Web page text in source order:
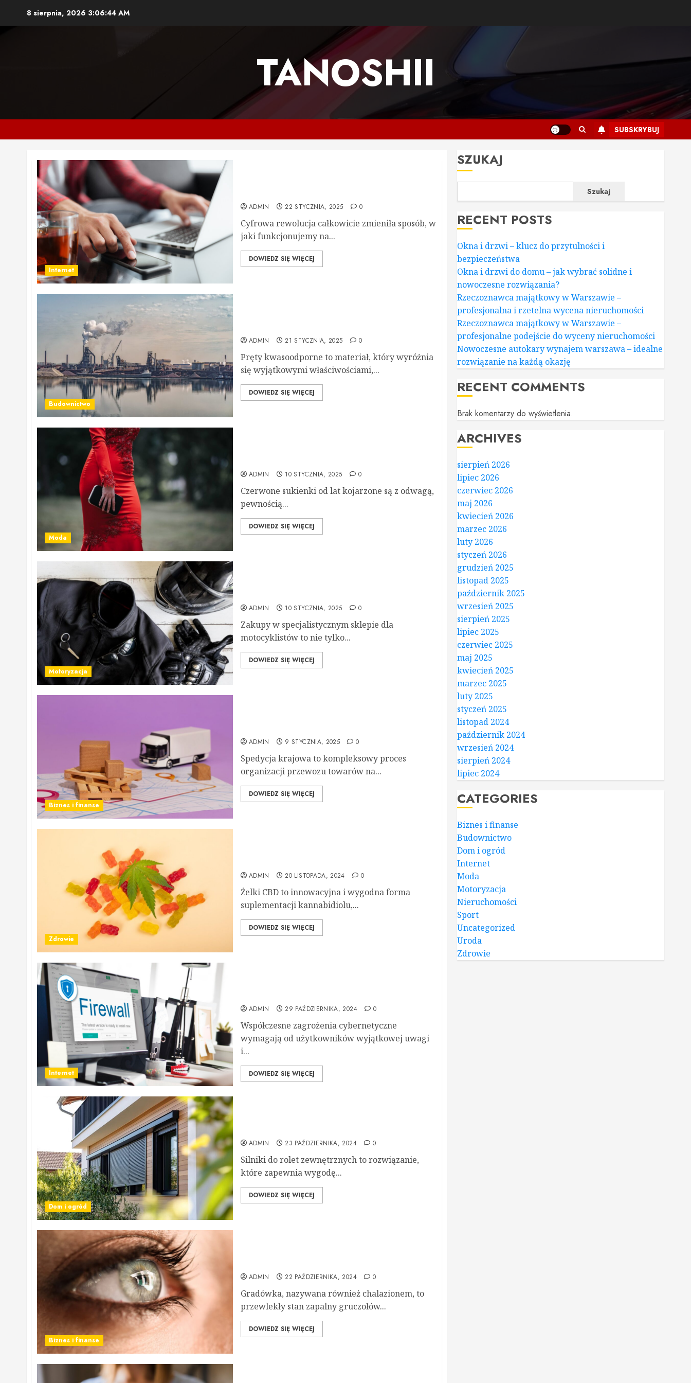
8 sierpnia, 2026 3:06:45 AM
TANOSHII
SUBSKRYBUJ
Internet
ADMIN 22 STYCZNIA, 2025 0
Cyfrowa rewolucja całkowicie zmieniła sposób, w
jaki funkcjonujemy na...
DOWIEDZ SIĘ WIĘCEJ
Budownictwo
ADMIN 21 STYCZNIA, 2025 0
Pręty kwasoodporne to materiał, który wyróżnia
się wyjątkowymi właściwościami,...
DOWIEDZ SIĘ WIĘCEJ
Moda
ADMIN 10 STYCZNIA, 2025 0
Czerwone sukienki od lat kojarzone są z odwagą,
pewnością...
DOWIEDZ SIĘ WIĘCEJ
Motoryzacja
ADMIN 10 STYCZNIA, 2025 0
Zakupy w specjalistycznym sklepie dla
motocyklistów to nie tylko...
DOWIEDZ SIĘ WIĘCEJ
Biznes i finanse
ADMIN 9 STYCZNIA, 2025 0
Spedycja krajowa to kompleksowy proces
organizacji przewozu towarów na...
DOWIEDZ SIĘ WIĘCEJ
Zdrowie
ADMIN 20 LISTOPADA, 2024 0
Żelki CBD to innowacyjna i wygodna forma
suplementacji kannabidiolu,...
DOWIEDZ SIĘ WIĘCEJ
Internet
ADMIN 29 PAŹDZIERNIKA, 2024 0
Współczesne zagrożenia cybernetyczne
wymagają od użytkowników wyjątkowej uwagi
i...
DOWIEDZ SIĘ WIĘCEJ
Dom i ogród
ADMIN 23 PAŹDZIERNIKA, 2024 0
Silniki do rolet zewnętrznych to rozwiązanie,
które zapewnia wygodę...
DOWIEDZ SIĘ WIĘCEJ
Biznes i finanse
ADMIN 22 PAŹDZIERNIKA, 2024 0
Gradówka, nazywana również chalazionem, to
przewlekły stan zapalny gruczołów...
DOWIEDZ SIĘ WIĘCEJ
SZUKAJ
Szukaj
RECENT POSTS
Okna i drzwi – klucz do przytulności i
bezpieczeństwa
Okna i drzwi do domu – jak wybrać solidne i
nowoczesne rozwiązania?
Rzeczoznawca majątkowy w Warszawie –
profesjonalna i rzetelna wycena nieruchomości
Rzeczoznawca majątkowy w Warszawie –
profesjonalne podejście do wyceny nieruchomości
Nowoczesne autokary wynajem warszawa – idealne
rozwiązanie na każdą okazję
RECENT COMMENTS
Brak komentarzy do wyświetlenia.
ARCHIVES
sierpień 2026
lipiec 2026
czerwiec 2026
maj 2026
kwiecień 2026
marzec 2026
luty 2026
styczeń 2026
grudzień 2025
listopad 2025
październik 2025
wrzesień 2025
sierpień 2025
lipiec 2025
czerwiec 2025
maj 2025
kwiecień 2025
marzec 2025
luty 2025
styczeń 2025
listopad 2024
październik 2024
wrzesień 2024
sierpień 2024
lipiec 2024
CATEGORIES
Biznes i finanse
Budownictwo
Dom i ogród
Internet
Moda
Motoryzacja
Nieruchomości
Sport
Uncategorized
Uroda
Zdrowie